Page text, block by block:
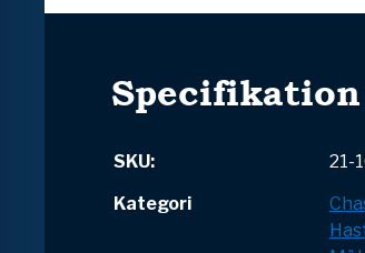
Specifikation
SKU:
21-
Kategori